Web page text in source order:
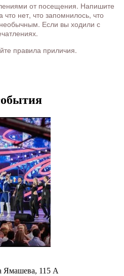
от посещения. Напишите
нет, что запомнилось, что
Если вы ходили с
правила приличия.
Ямашева, 115 A